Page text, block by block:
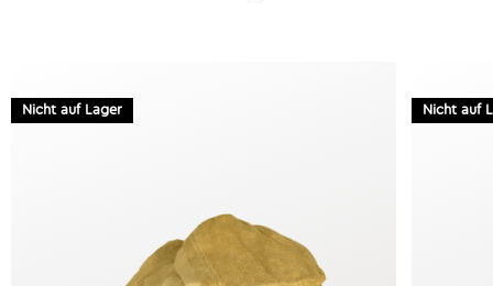
Nicht auf Lager Nicht auf